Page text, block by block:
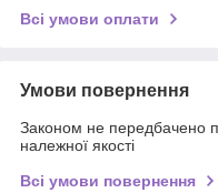
Всі умови оплати
Умови повернення
Законом не передбачено
належної якості
Всі умови повернення